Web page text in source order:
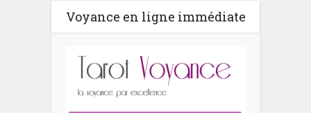
Voyance en ligne immédiate